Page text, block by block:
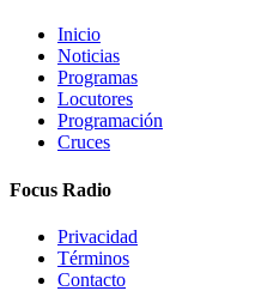
Inicio
Noticias
Programas
Locutores
Programación
Cruces
Focus Radio
Privacidad
Términos
Contacto